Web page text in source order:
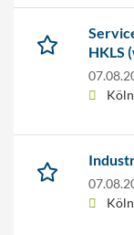
HKLS
Köln
Köln